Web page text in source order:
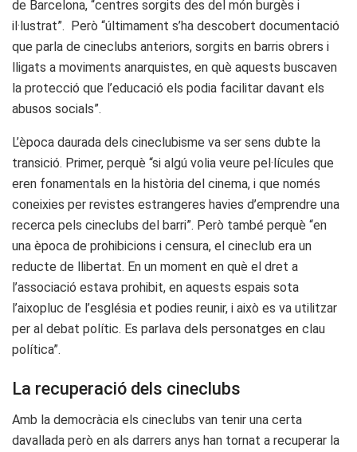
de Barcelona, “centres sorgits des del món burgès i
il·lustrat”. Però “últimament s’ha descobert documentació
que parla de cineclubs anteriors, sorgits en barris obrers i
lligats a moviments anarquistes, en què aquests buscaven
la protecció que l’educació els podia facilitar davant els
abusos socials”.
L’època daurada dels cineclubisme va ser sens dubte la
transició. Primer, perquè “si algú volia veure pel·lícules que
eren fonamentals en la història del cinema, i que només
coneixies per revistes estrangeres havies d’emprendre una
recerca pels cineclubs del barri”. Però també perquè “en
una època de prohibicions i censura, el cineclub era un
reducte de llibertat. En un moment en què el dret a
l’associació estava prohibit, en aquests espais sota
l’aixopluc de l’església et podies reunir, i això es va utilitzar
per al debat polític. Es parlava dels personatges en clau
política”.
La recuperació dels cineclubs
Amb la democràcia els cineclubs van tenir una certa
davallada però en als darrers anys han tornat a recuperar la